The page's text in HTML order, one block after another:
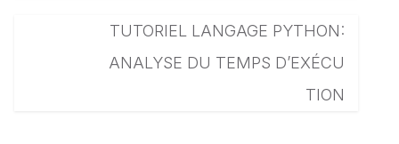
TUTORIEL LANGAGE PYTHON:
ANALYSE DU TEMPS D’EXÉCU
TION